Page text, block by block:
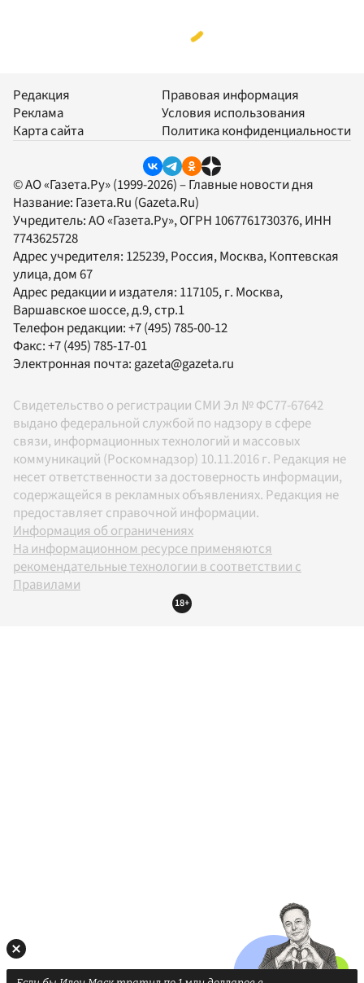
Редакция
Реклама
Карта сайта
Правовая информация
Условия использования
Политика конфиденциальности
© АО «Газета.Ру» (1999-2026) – Главные новости дня
Название: Газета.Ru (Gazeta.Ru)
Учредитель:АО «Газета.Ру», ОГРН 1067761730376, ИНН
7743625728
Адрес учредителя: 125239, Россия, Москва, Коптевская
улица, дом 67
Адрес редакции и издателя: 117105, г. Москва,
Варшавское шоссе, д.9, стр.1
Телефон редакции:+7 (495) 785-00-12
Факс:+7 (495) 785-17-01
Электронная почта:gazeta@gazeta.ru
Свидетельство о регистрации СМИ Эл № ФС77-67642
выдано федеральной службой по надзору в сфере
связи, информационных технологий и массовых
коммуникаций (Роскомнадзор) 10.11.2016 г. Редакция не
несет ответственности за достоверность информации,
содержащейся в рекламных объявлениях. Редакция не
предоставляет справочной информации.
Информация об ограничениях
На информационном ресурсе применяются
рекомендательные технологии в соответствии с
Правилами
18+